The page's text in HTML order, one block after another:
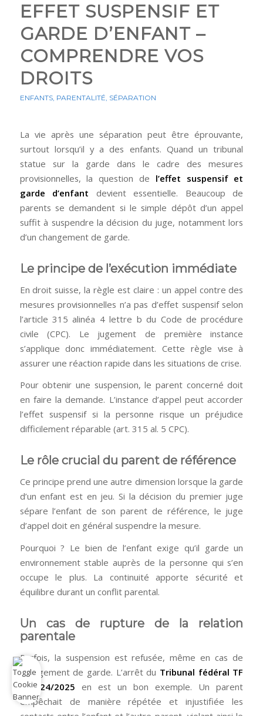
EFFET SUSPENSIF ET
GARDE D’ENFANT –
COMPRENDRE VOS
DROITS
ENFANTS, PARENTALITÉ, SÉPARATION
La vie après une séparation peut être éprouvante,
surtout lorsqu’il y a des enfants. Quand un tribunal
statue sur la garde dans le cadre des mesures
provisionnelles, la question de l’effet suspensif et
garde d’enfant devient essentielle. Beaucoup de
parents se demandent si le simple dépôt d’un appel
suffit à suspendre la décision du juge, notamment lors
d’un changement de garde.
Le principe de l’exécution immédiate
En droit suisse, la règle est claire : un appel contre des
mesures provisionnelles n’a pas d’effet suspensif selon
l’article 315 alinéa 4 lettre b du Code de procédure
civile (CPC). Le jugement de première instance
s’applique donc immédiatement. Cette règle vise à
assurer une réaction rapide dans les situations de crise.
Pour obtenir une suspension, le parent concerné doit
en faire la demande. L’instance d’appel peut accorder
l’effet suspensif si la personne risque un préjudice
difficilement réparable (art. 315 al. 5 CPC).
Le rôle crucial du parent de référence
Ce principe prend une autre dimension lorsque la garde
d’un enfant est en jeu. Si la décision du premier juge
sépare l’enfant de son parent de référence, le juge
d’appel doit en général suspendre la mesure.
Pourquoi ? Le bien de l’enfant exige qu’il garde un
environnement stable auprès de la personne qui s’en
occupe le plus. La continuité apporte sécurité et
équilibre durant un conflit parental.
Un cas de rupture de la relation
parentale
Parfois, la suspension est refusée, même en cas de
changement de garde. L’arrêt du Tribunal fédéral TF
5A_624/2025 en est un bon exemple. Un parent
empêchait de manière répétée et injustifiée les